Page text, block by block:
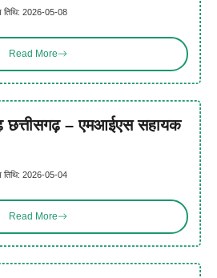
2026-05-08
Read More
छत्तीसगढ़ – एमआईएस सहायक
2026-05-04
Read More